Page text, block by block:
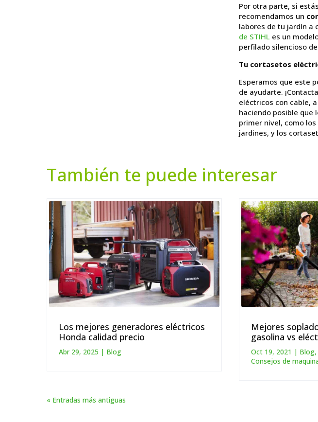
Por otra parte, si
recomendamos un
labores de tu jardín a
de STIHL es un
perfilado silencioso
Tu cortasetos
Esperamos que este
de ayudarte.
eléctricos con cable,
haciendo posible que
primer nivel, como
jardines, y los
También te puede interesar
Los mejores generadores eléctricos
Honda calidad precio
Abr 29, 2025 | Blog
Mejores
gasolina vs
Oct 19, 2021 | Blog,
Consejos de
« Entradas más antiguas